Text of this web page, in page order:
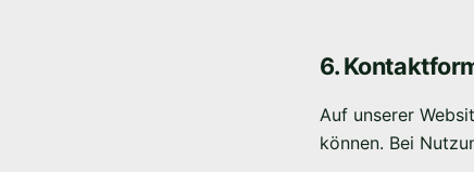
6.
Auf unserer
können. Bei